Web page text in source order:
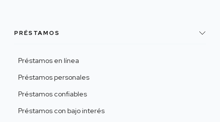
PRÉSTAMOS
Préstamos en línea
Préstamos personales
Préstamos confiables
Préstamos con bajo interés